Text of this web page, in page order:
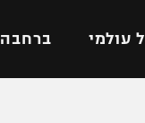
עולמי ברחבה